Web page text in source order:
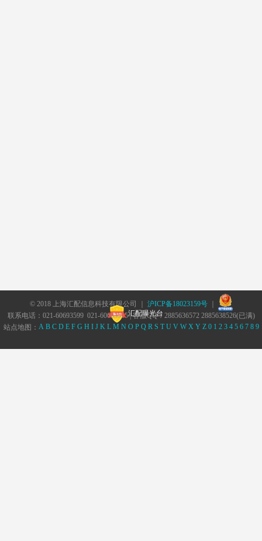
英菲尼迪(进口) QX 2013款 5.6L 手自一体变速器(AMT)
英菲尼迪(进口) QX50 优雅版 2013款 2.5L 手自一体变速器(AMT)
英菲尼迪(进口) QX50 优雅版 2013款 2.5L 手自一体变速器(AMT)
郑州日产 纳瓦拉 标准版 2017款 2.5L 手动变速器(MT)
© 2018 上海汇配信息科技有限公司 ｜ 沪ICP备18023159号｜
汇配曝光台
联系电话：021-60693599 021-60693555 | 客服QQ：2885636572 2885638526(已满)
站点地图： A B C D E F G H I J K L M N O P Q R S T U V W X Y Z 0 1 2 3 4 5 6 7 8 9